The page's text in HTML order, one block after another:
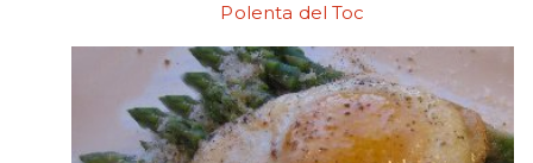
Polenta del Toc